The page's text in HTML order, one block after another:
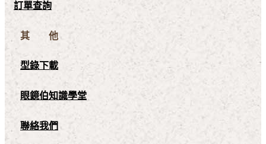
訂單查詢
其 他
型錄下載
眼鏡伯知識學堂
聯絡我們